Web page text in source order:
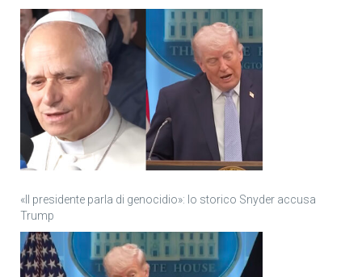
«Il presidente parla di genocidio»: lo storico Snyder accusa
Trump